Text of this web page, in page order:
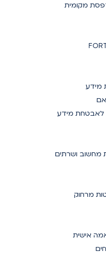
מקומית
מידע
אישית